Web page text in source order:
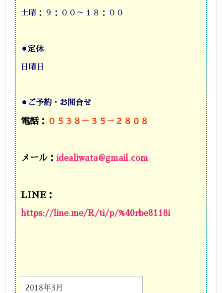
土曜：９：００～１８：００
⚫︎定休
日曜日
⚫︎ ご予約・お問合せ
電話： ０５３８－３５－２８０８
メール： idealiwata@gmail.com
LINE：
https://line.me/R/ti/p/%40rbe8118i
2018年3月